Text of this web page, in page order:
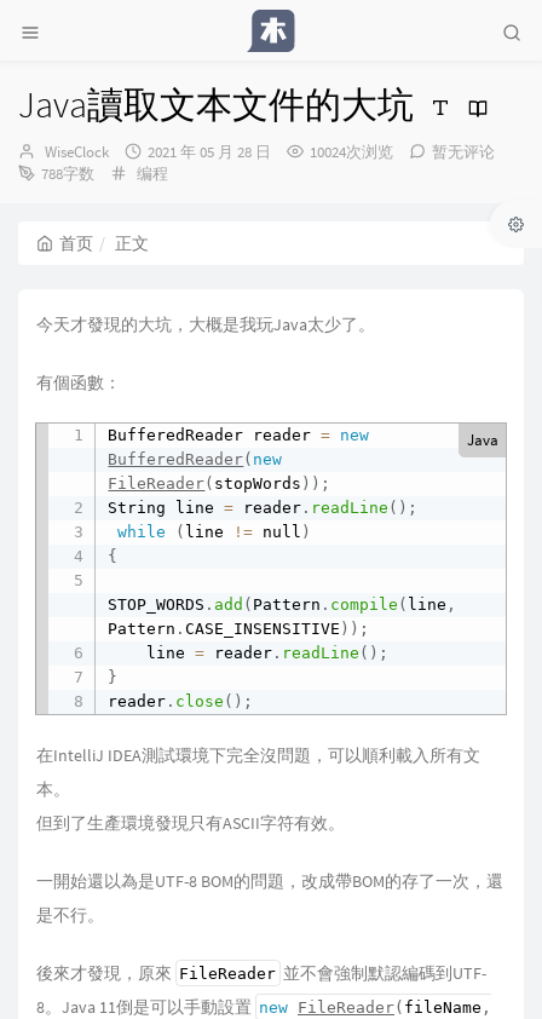
Java讀取文本文件的大坑
博
主：
WiseClock
发
布
2021 年 05 月 28 日 10024次浏览
暂无评论
788字数
分
编程
首页 正文
今天才發現的大坑，大概是我玩Java太少了。
有個函數：
Java
BufferedReader reader = new
BufferedReader( new
FileReader( stopWords ) ) ;
String line = reader . readLine ( ) ;
while
( line != null )
{
STOP_WORDS . add ( Pattern . compile ( line ,
Pattern .CASE_INSENSITIVE ) ) ;
    line
= reader . readLine ( ) ;
}
reader . close ( ) ;
在IntelliJ IDEA測試環境下完全沒問題，可以順利載入所有文
本。
但到了生產環境發現只有ASCII字符有效。
一開始還以為是UTF-8 BOM的問題，改成帶BOM的存了一次，還
是不行。
後來才發現，原來 FileReader 並不會強制默認編碼到UTF-
8。Java 11倒是可以手動設置 new FileReader( fileName ,